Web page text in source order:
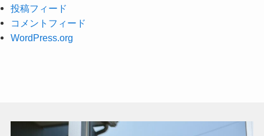
投稿フィード
コメントフィード
WordPress.org